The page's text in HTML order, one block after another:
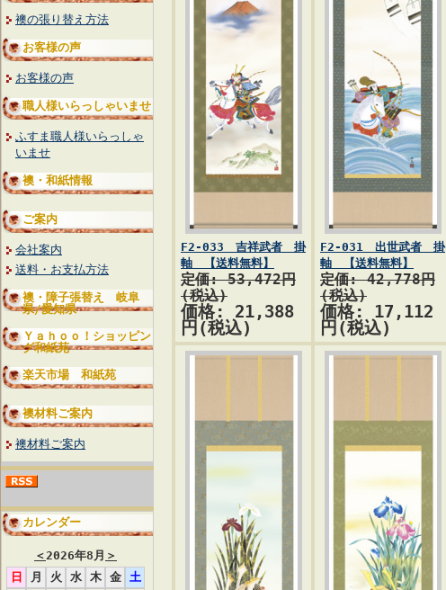
襖の張り替え方法
お客様の声
お客様の声
職人様いらっしゃいませ
ふすま職人様いらっしゃ
いませ
襖・和紙情報
ご案内
会社案内
送料・お支払方法
襖・障子張替え 岐阜
県/愛知県
Ｙａｈｏｏ！ショッピン
グ和紙苑
楽天市場 和紙苑
襖材料ご案内
襖材料ご案内
カレンダー
＜2026年8月 ＞
日
月 火 水 木 金 土
F2-033 吉祥武者 掛
軸 【送料無料】
定価: 53,472円
(税込)
価格: 21,388
円(税込)
F2-031 出世武者 掛
軸 【送料無料】
定価: 42,778円
(税込)
価格: 17,112
円(税込)